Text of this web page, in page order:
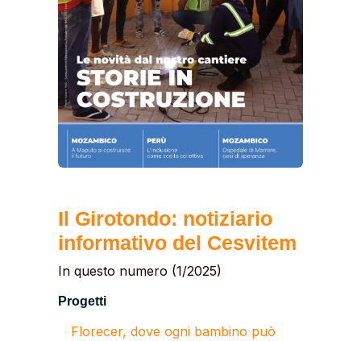
Il Girotondo: notiziario
informativo del Cesvitem
In questo numero (1/2025)
Progetti
Florecer, dove ogni bambino può